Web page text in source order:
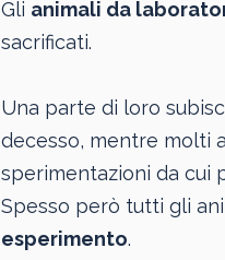
Gli animali da
sacrificati.
Una parte di loro
decesso, mentre molti
sperimentazioni da cui
Spesso però tutti gli
esperimento.